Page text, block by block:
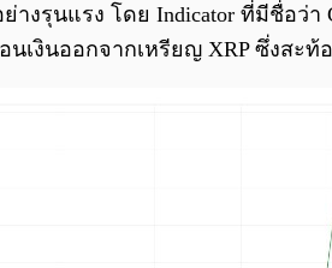
งรุนแรง โดย Indicator ที่มีชื่อว่
เงินออกจากเหรียญ XRP ซึ่งสะ